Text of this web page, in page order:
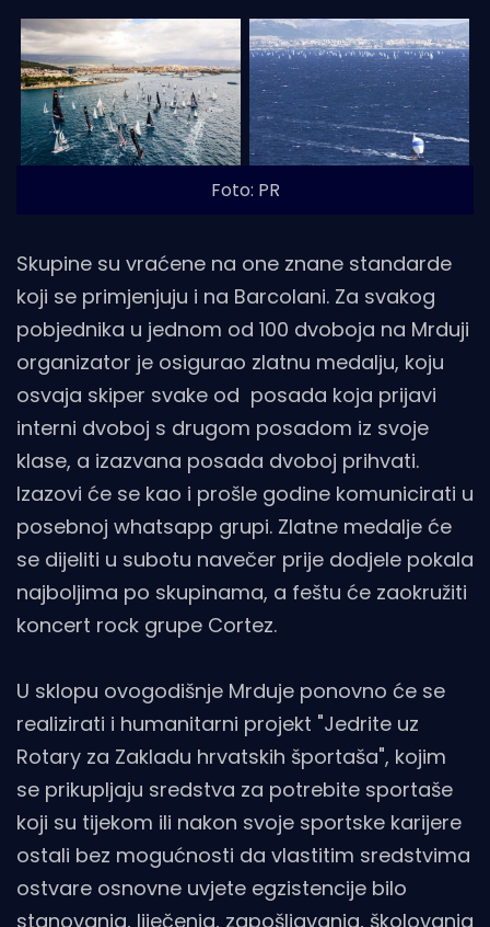
Foto: PR
Skupine su vraćene na one znane standarde
koji se primjenjuju i na Barcolani. Za svakog
pobjednika u jednom od 100 dvoboja na Mrduji
organizator je osigurao zlatnu medalju, koju
osvaja skiper svake od posada koja prijavi
interni dvoboj s drugom posadom iz svoje
klase, a izazvana posada dvoboj prihvati.
Izazovi će se kao i prošle godine komunicirati u
posebnoj whatsapp grupi. Zlatne medalje će
se dijeliti u subotu navečer prije dodjele pokala
najboljima po skupinama, a feštu će zaokružiti
koncert rock grupe Cortez.
U sklopu ovogodišnje Mrduje ponovno će se
realizirati i humanitarni projekt "Jedrite uz
Rotary za Zakladu hrvatskih športaša", kojim
se prikupljaju sredstva za potrebite sportaše
koji su tijekom ili nakon svoje sportske karijere
ostali bez mogućnosti da vlastitim sredstvima
ostvare osnovne uvjete egzistencije bilo
stanovanja, liječenja, zapošljavanja, školovanja